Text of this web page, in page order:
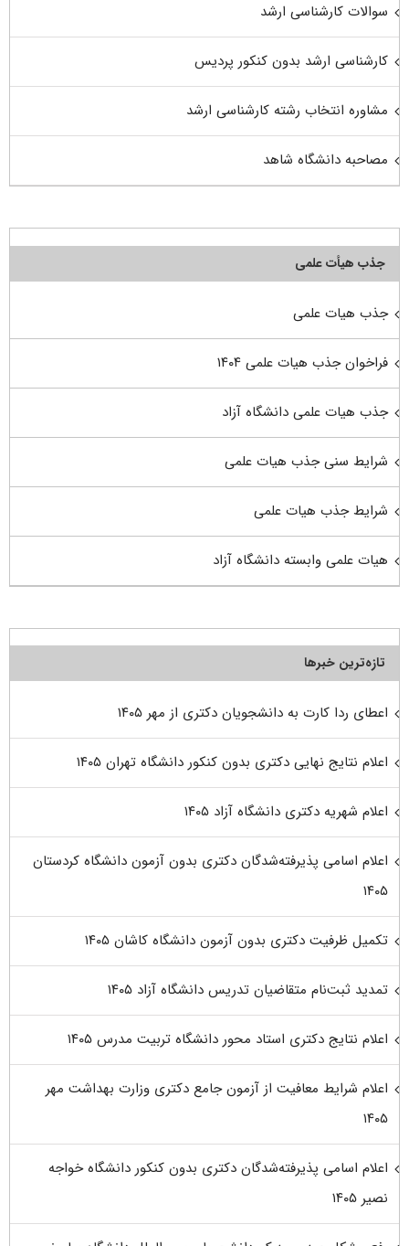
سوالات کارشناسی ارشد
کارشناسی ارشد بدون کنکور پردیس
مشاوره انتخاب رشته کارشناسی ارشد
مصاحبه دانشگاه شاهد
جذب هیأت علمی
جذب هیات علمی
فراخوان جذب هیات علمی ۱۴۰۴
جذب هیات علمی دانشگاه آزاد
شرایط سنی جذب هیات علمی
شرایط جذب هیات علمی
هیات علمی وابسته دانشگاه آزاد
تازه‌ترین خبرها
اعطای ردا کارت به دانشجویان دکتری از مهر ۱۴۰۵
اعلام نتایج نهایی دکتری بدون کنکور دانشگاه تهران ۱۴۰۵
اعلام شهریه دکتری دانشگاه آزاد ۱۴۰۵
اعلام اسامی پذیرفته‌شدگان دکتری بدون آزمون دانشگاه کردستان
۱۴۰۵
تکمیل ظرفیت دکتری بدون آزمون دانشگاه کاشان ۱۴۰۵
تمدید ثبت‌نام متقاضیان تدریس دانشگاه آزاد ۱۴۰۵
اعلام نتایج دکتری استاد محور دانشگاه تربیت مدرس ۱۴۰۵
اعلام شرایط معافیت از آزمون جامع دکتری وزارت بهداشت مهر
۱۴۰۵
اعلام اسامی پذیرفته‌شدگان دکتری بدون کنکور دانشگاه خواجه
نصیر ۱۴۰۵